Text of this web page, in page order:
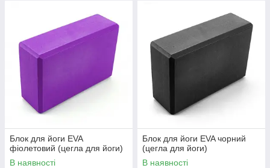
Блок для йоги EVA
фіолетовий (цегла для йоги)
В наявності
Блок для йоги EVA чорний
(цегла для йоги)
В наявності